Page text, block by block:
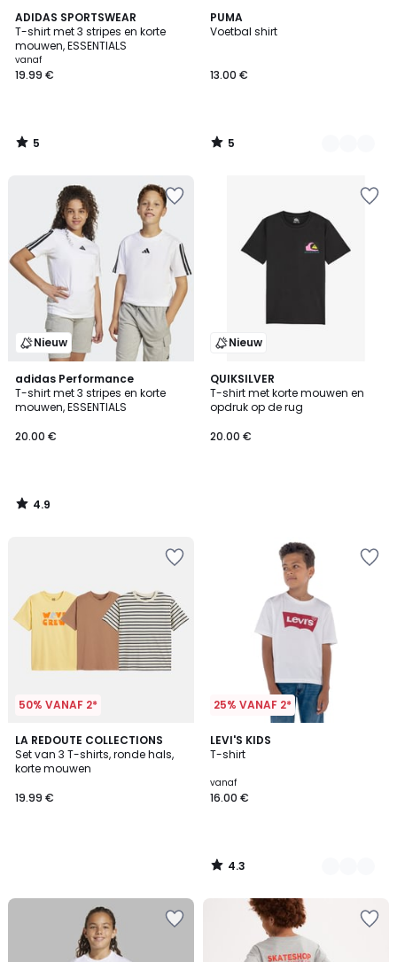
ADIDAS SPORTSWEAR
T-shirt met 3 stripes en korte
mouwen, ESSENTIALS
vanaf
19.99 €
5
/
5
5
/
PUMA
Voetbal shirt
13.00 €
5
/
4
Kleuren
5
/
Nieuw
adidas Performance
T-shirt met 3 stripes en korte
mouwen, ESSENTIALS
20.00 €
4.9
/ 5
4.9
/
Nieuw
QUIKSILVER
T-shirt met korte mouwen en
opdruk op de rug
20.00 €
50% VANAF 2*
LA REDOUTE COLLECTIONS
Set van 3 T-shirts, ronde hals,
korte mouwen
19.99 €
25% VANAF 2*
LEVI'S KIDS
T-shirt
vanaf
16.00 €
4.3
/ 5
2
Kleuren
4.3
/